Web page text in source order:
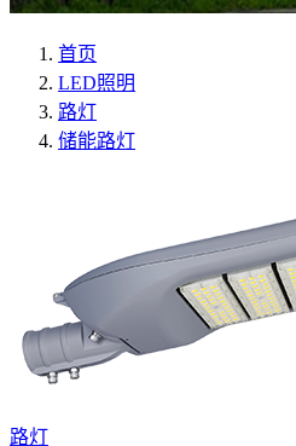
首页
LED照明
路灯
储能路灯
路灯